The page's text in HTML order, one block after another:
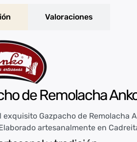
Valoraciones
de Remolacha
exquisito Gazpacho de Remolacha
artesanalmente en